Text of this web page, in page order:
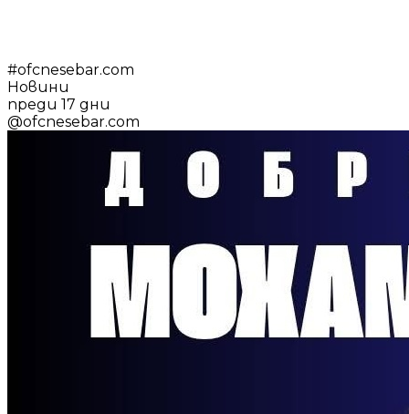
#ofcnesebar.com
Новини
преди 17 дни
@ofcnesebar.com